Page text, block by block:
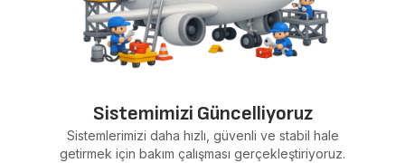
Sistemimizi Güncelliyoruz
Sistemlerimizi daha hızlı, güvenli ve stabil hale
getirmek için bakım çalışması gerçekleştiriyoruz.